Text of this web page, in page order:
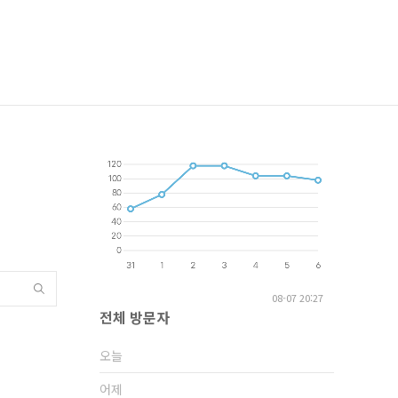
08-07 20:27
전체 방문자
오늘
어제